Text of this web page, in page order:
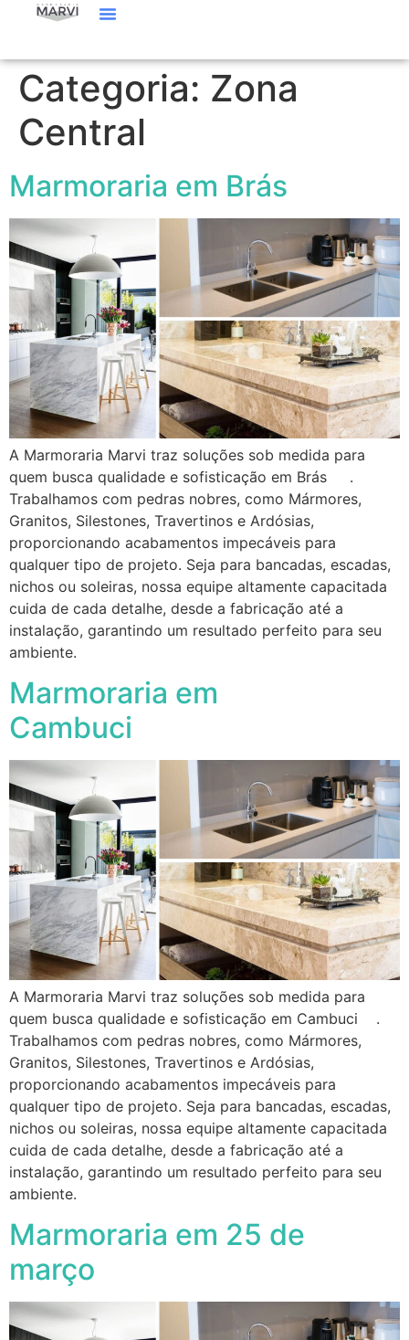
Categoria: Zona
Central
Marmoraria em Brás
A Marmoraria Marvi traz soluções sob medida para
quem busca qualidade e sofisticação em Brás .
Trabalhamos com pedras nobres, como Mármores,
Granitos, Silestones, Travertinos e Ardósias,
proporcionando acabamentos impecáveis para
qualquer tipo de projeto. Seja para bancadas, escadas,
nichos ou soleiras, nossa equipe altamente capacitada
cuida de cada detalhe, desde a fabricação até a
instalação, garantindo um resultado perfeito para seu
ambiente.
Marmoraria em
Cambuci
A Marmoraria Marvi traz soluções sob medida para
quem busca qualidade e sofisticação em Cambuci .
Trabalhamos com pedras nobres, como Mármores,
Granitos, Silestones, Travertinos e Ardósias,
proporcionando acabamentos impecáveis para
qualquer tipo de projeto. Seja para bancadas, escadas,
nichos ou soleiras, nossa equipe altamente capacitada
cuida de cada detalhe, desde a fabricação até a
instalação, garantindo um resultado perfeito para seu
ambiente.
Marmoraria em 25 de
março